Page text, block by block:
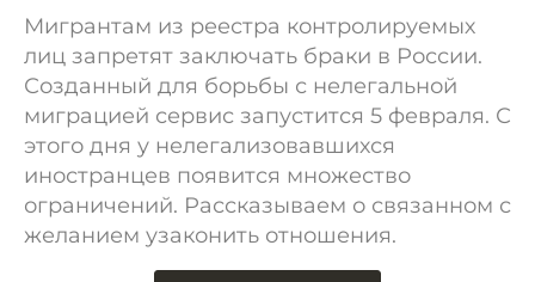
Мигрантам из реестра контролируемых
лиц запретят заключать браки в России.
Созданный для борьбы с нелегальной
миграцией сервис запустится 5 февраля. С
этого дня у нелегализовавшихся
иностранцев появится множество
ограничений. Рассказываем о связанном с
желанием узаконить отношения.